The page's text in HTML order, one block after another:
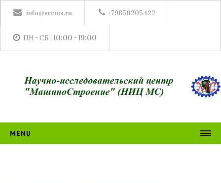
info@srcms.ru +79650205422
ПН - СБ | 10:00 - 19:00
MENU